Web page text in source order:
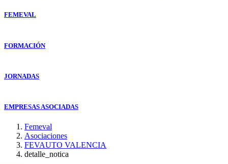
FEMEVAL
FORMACIÓN
JORNADAS
EMPRESAS ASOCIADAS
Femeval
Asociaciones
FEVAUTO VALENCIA
detalle_notica